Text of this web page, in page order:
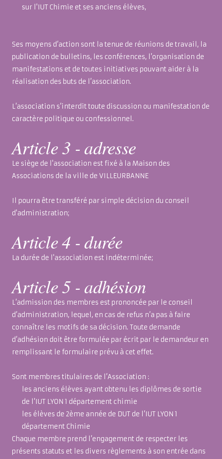
sur l'IUT Chimie et ses anciens élèves,
Ses moyens d’action sont la tenue de réunions de travail, la
publication de bulletins, les conférences, l’organisation de
manifestations et de toutes initiatives pouvant aider à la
réalisation des buts de l’association.
L’association s’interdit toute discussion ou manifestation de
caractère politique ou confessionnel.
Article 3 - adresse
Le siège de l'association est fixé à la Maison des
Associations de la ville de VILLEURBANNE
Il pourra être transféré par simple décision du conseil
d'administration;
Article 4 - durée
La durée de l'association est indéterminée;
Article 5 - adhésion
L’admission des membres est prononcée par le conseil
d’administration, lequel, en cas de refus n’a pas à faire
connaître les motifs de sa décision. Toute demande
d’adhésion doit être formulée par écrit par le demandeur en
remplissant le formulaire prévu à cet effet.
Sont membres titulaires de l’Association :
les anciens élèves ayant obtenu les diplômes de sortie
de l’IUT LYON 1 département chimie
les élèves de 2ème année de DUT de l’IUT LYON 1
département Chimie
Chaque membre prend l’engagement de respecter les
présents statuts et les divers règlements à son entrée dans